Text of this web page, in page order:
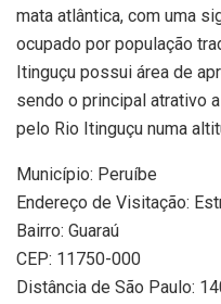
mata atlântica, com uma
ocupado por população
Itinguçu possui área de
sendo o principal atrativo
pelo Rio Itinguçu numa
Município: Peruíbe
Endereço de Visitação:
Bairro: Guaraú
CEP: 11750-000
Distância de São Paulo: